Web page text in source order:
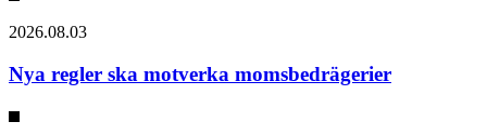
2026.08.03
Nya regler ska motverka momsbedrägerier